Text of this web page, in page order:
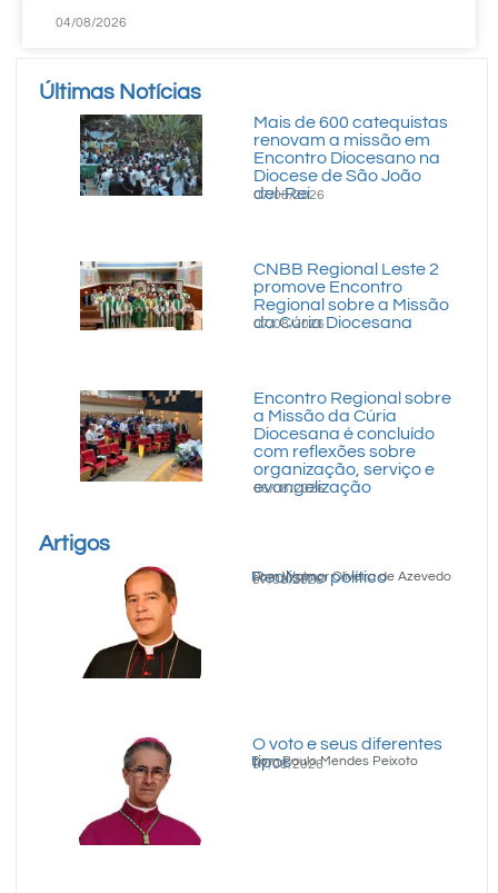
04/08/2026
Últimas Notícias
Mais de 600 catequistas
renovam a missão em
Encontro Diocesano na
Diocese de São João
del-Rei
07/08/2026
CNBB Regional Leste 2
promove Encontro
Regional sobre a Missão
da Cúria Diocesana
07/08/2026
Encontro Regional sobre
a Missão da Cúria
Diocesana é concluído
com reflexões sobre
organização, serviço e
evangelização
06/08/2026
Artigos
Realismo político
Dom Walmor Oliveira de Azevedo
07/08/2026
O voto e seus diferentes
tipos
Dom Paulo Mendes Peixoto
07/08/2026